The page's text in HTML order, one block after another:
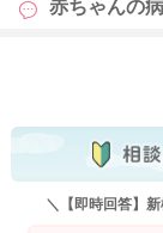
赤ちゃんの
＼【即時回答】